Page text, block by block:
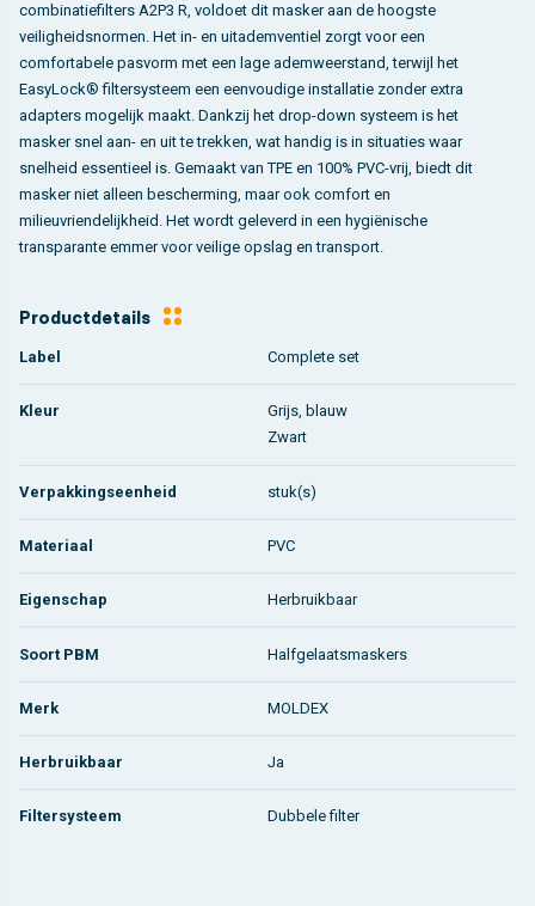
combinatiefilters A2P3 R, voldoet dit masker aan de hoogste
veiligheidsnormen. Het in- en uitademventiel zorgt voor een
comfortabele pasvorm met een lage ademweerstand, terwijl het
EasyLock® filtersysteem een eenvoudige installatie zonder extra
adapters mogelijk maakt. Dankzij het drop-down systeem is het
masker snel aan- en uit te trekken, wat handig is in situaties waar
snelheid essentieel is. Gemaakt van TPE en 100% PVC-vrij, biedt dit
masker niet alleen bescherming, maar ook comfort en
milieuvriendelijkheid. Het wordt geleverd in een hygiënische
transparante emmer voor veilige opslag en transport.
Productdetails
Label Complete set
Kleur
Grijs, blauw
Zwart
Verpakkingseenheid stuk(s)
Materiaal PVC
Eigenschap Herbruikbaar
Soort PBM Halfgelaatsmaskers
Merk MOLDEX
Herbruikbaar Ja
Filtersysteem Dubbele filter